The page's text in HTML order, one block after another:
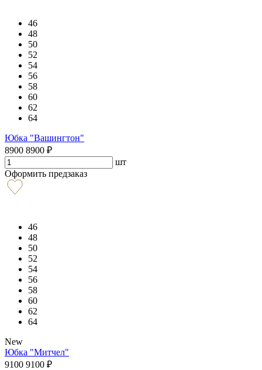
46
48
50
52
54
56
58
60
62
64
Юбка "Вашингтон"
8900 8900 ₽
шт
Оформить предзаказ
46
48
50
52
54
56
58
60
62
64
New
Юбка "Митчел"
9100 9100 ₽